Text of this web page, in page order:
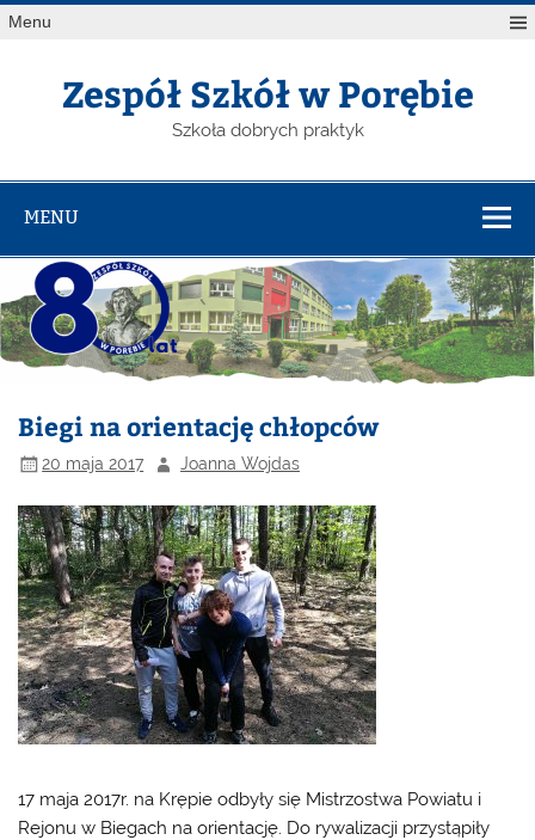
Menu
Zespół Szkół w Porębie
Szkoła dobrych praktyk
MENU
Biegi na orientację chłopców
20 maja 2017 Joanna Wojdas
17 maja 2017r. na Krępie odbyły się Mistrzostwa Powiatu i
Rejonu w Biegach na orientację. Do rywalizacji przystąpiły